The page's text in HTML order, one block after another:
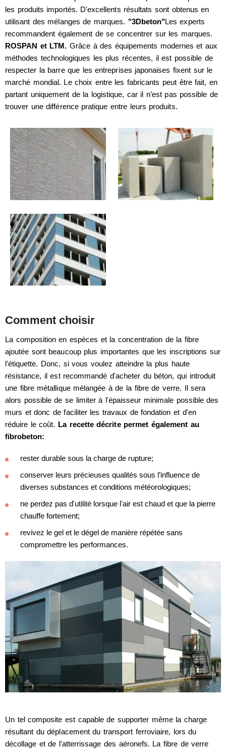
les produits importés. D'excellents résultats sont obtenus en
utilisant des mélanges de marques. "3Dbeton"Les experts
recommandent également de se concentrer sur les marques.
ROSPAN et LTM. Grâce à des équipements modernes et aux
méthodes technologiques les plus récentes, il est possible de
respecter la barre que les entreprises japonaises fixent sur le
marché mondial. Le choix entre les fabricants peut être fait, en
partant uniquement de la logistique, car il n’est pas possible de
trouver une différence pratique entre leurs produits.
Comment choisir
La composition en espèces et la concentration de la fibre
ajoutée sont beaucoup plus importantes que les inscriptions sur
l'étiquette. Donc, si vous voulez atteindre la plus haute
résistance, il est recommandé d'acheter du béton, qui introduit
une fibre métallique mélangée à de la fibre de verre. Il sera
alors possible de se limiter à l'épaisseur minimale possible des
murs et donc de faciliter les travaux de fondation et d'en
réduire le coût. La recette décrite permet également au
fibrobeton:
rester durable sous la charge de rupture;
conserver leurs précieuses qualités sous l’influence de
diverses substances et conditions météorologiques;
ne perdez pas d'utilité lorsque l'air est chaud et que la pierre
chauffe fortement;
revivez le gel et le dégel de manière répétée sans
compromettre les performances.
Un tel composite est capable de supporter même la charge
résultant du déplacement du transport ferroviaire, lors du
décollage et de l'atterrissage des aéronefs. La fibre de verre